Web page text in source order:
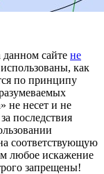
сайте не
как
по принципу
не несет и не
последствия
соответствующую
любое искажение
запрещены!